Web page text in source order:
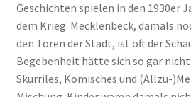
Geschichten spielen in den 1930er
dem Krieg. Mecklenbeck, damals
den Toren der Stadt, ist oft der
Begebenheit hätte sich so gar
Skurriles, Komisches und (Allzu-